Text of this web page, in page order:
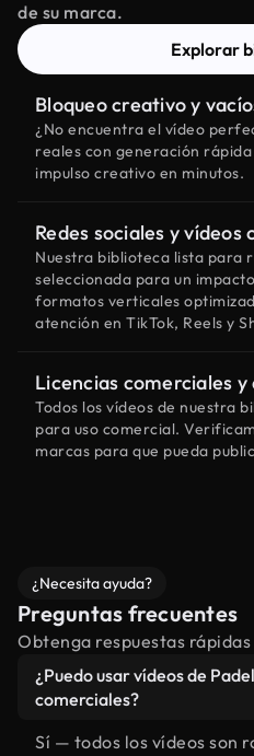
de su marca.
Explorar
Bloqueo creativo y
¿No encuentra el vídeo
reales con generación
impulso creativo en minutos.
Redes sociales y vídeos
Nuestra biblioteca lista para
seleccionada para un
formatos verticales
atención en TikTok, Reels y
Licencias comerciales y
Todos los vídeos de nuestra
para uso comercial.
marcas para que pueda
¿Necesita ayuda?
Preguntas frecuentes
Obtenga respuestas rápidas
¿Puedo usar vídeos de
comerciales?
Sí — todos los vídeos son